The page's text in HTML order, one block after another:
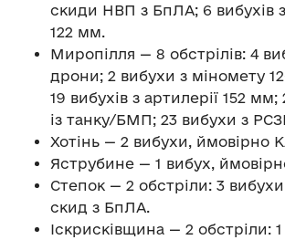
скиди НВП з БпЛА; 6 вибухів з
122 мм.
Миропілля — 8 обстрілів: 4
дрони; 2 вибухи з міномету
19 вибухів з артилерії 152 мм;
із танку/БМП; 23 вибухи з
Хотінь — 2 вибухи, ймовірно
Яструбине — 1 вибух,
Степок — 2 обстріли: 3
скид з БпЛА.
Іскрисківщина — 2 обстріли: